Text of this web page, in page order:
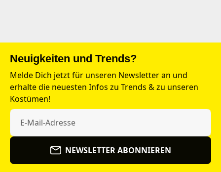
Neuigkeiten und Trends?
Melde Dich jetzt für unseren Newsletter an und
erhalte die neuesten Infos zu Trends & zu unseren
Kostümen!
NEWSLETTER ABONNIEREN